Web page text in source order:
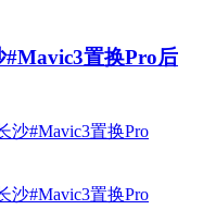
置换Pro后